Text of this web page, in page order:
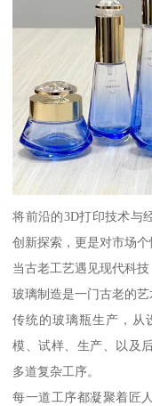
将前沿的3D打印技术与
创新探索，更是对市场个
当古老工艺遇见现代科技
玻璃制造是一门古老的艺
传统的玻璃瓶生产，从
模、试样、生产、以及
多道复杂工序。
每一道工序都凝聚着匠